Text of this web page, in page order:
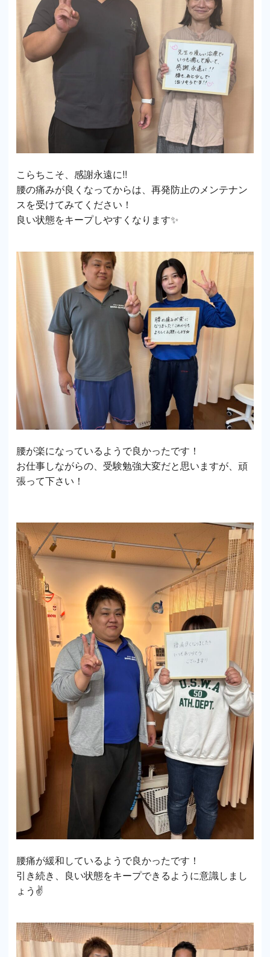
こらちこそ、感謝永遠に!!
腰の痛みが良くなってからは、再発防止のメンテナン
スを受けてみてください！
良い状態をキープしやすくなります✨
腰が楽になっているようで良かったです！
お仕事しながらの、受験勉強大変だと思いますが、頑
張って下さい！
腰痛が緩和しているようで良かったです！
引き続き、良い状態をキープできるように意識しまし
ょう✌